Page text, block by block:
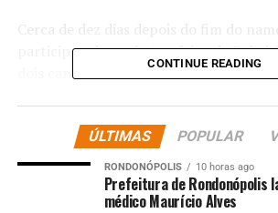
Cerca de dez dias depois do fim do
participou do navio temático da
dois cantaram juntos e trocaram
CONTINUE READING
ÚLTIMAS POPULAR
RONDONÓPOLIS 10 horas ago
Prefeitura de Rondonópolis
médico Maurício Alves